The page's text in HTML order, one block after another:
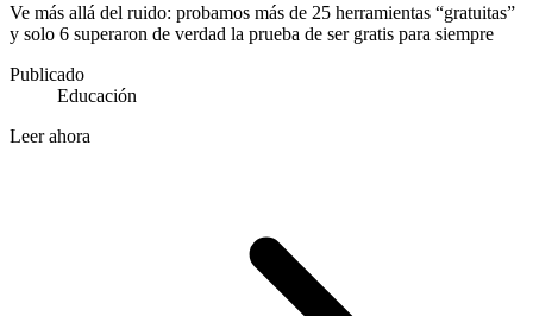
Ve más allá del ruido: probamos más de 25 herramientas “gratuitas”
y solo 6 superaron de verdad la prueba de ser gratis para siempre
Publicado
Educación
Leer ahora